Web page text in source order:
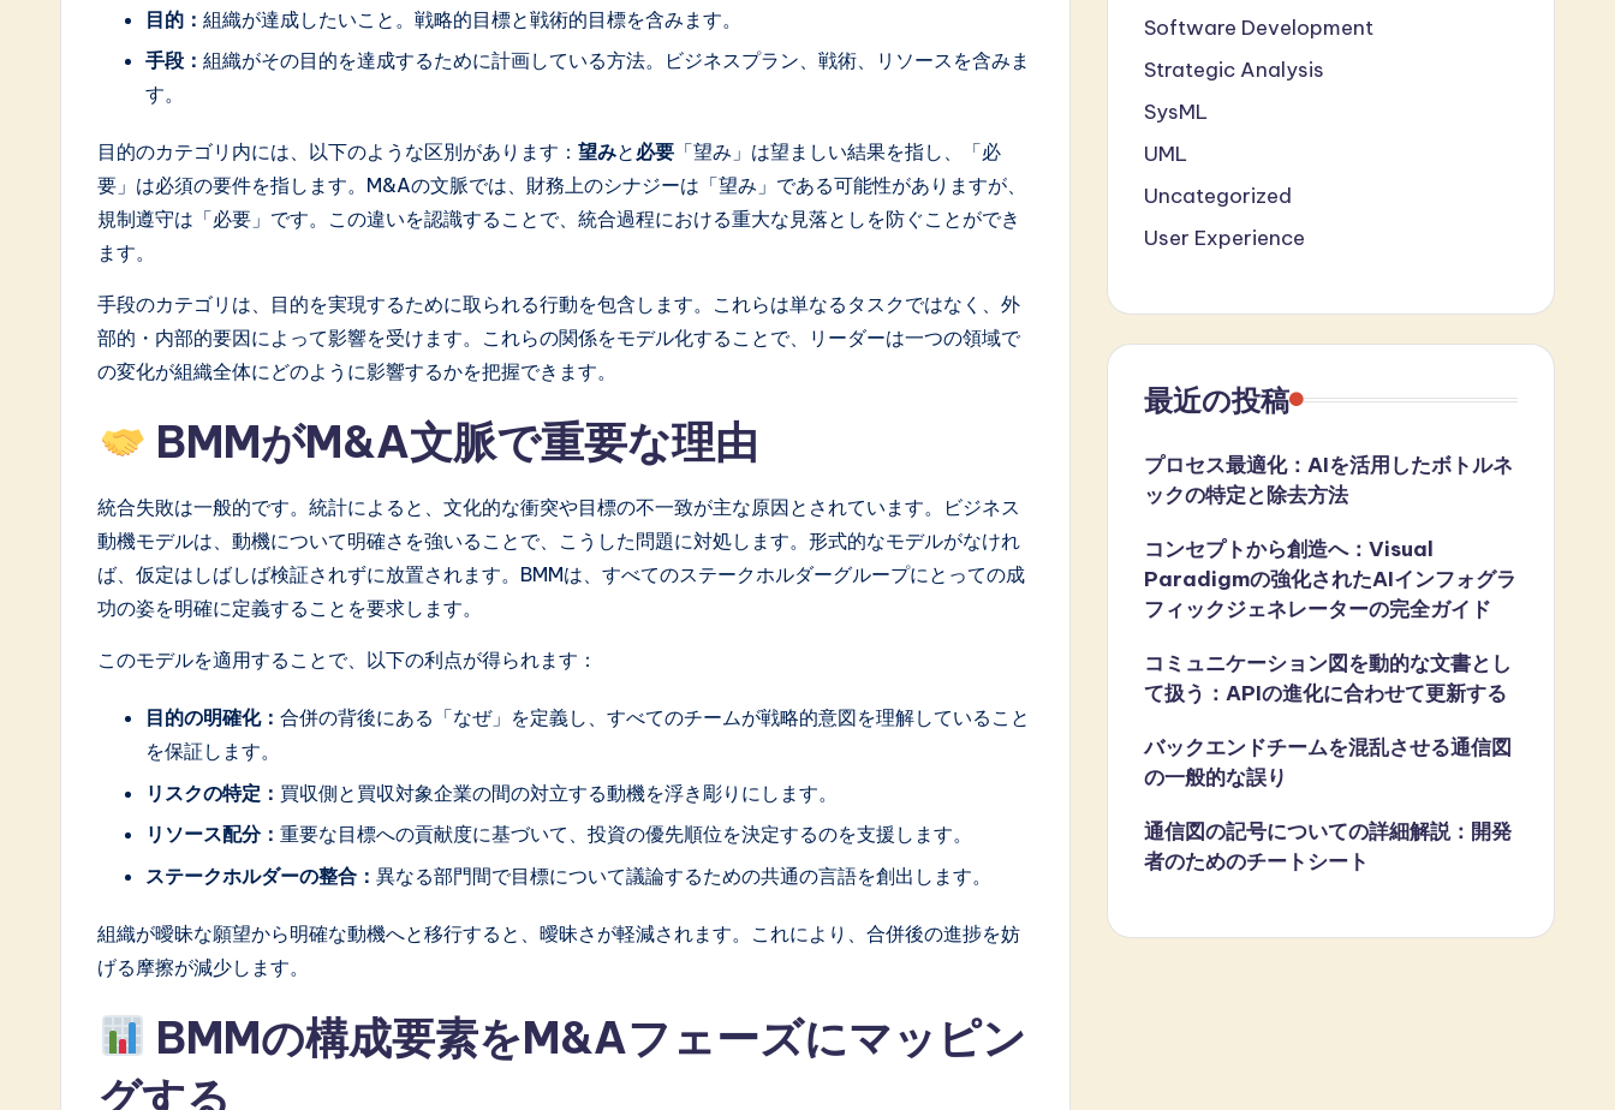
目的： 組織が達成したいこと。戦略的目標と戦術的目標を含みます。
手段： 組織がその目的を達成するために計画している方法。ビジネスプラン、戦術、リソースを含みま
す。
目的のカテゴリ内には、以下のような区別があります： 望みと 必要 「望み」は望ましい結果を指し、「必
要」は必須の要件を指します。M&Aの文脈では、財務上のシナジーは「望み」である可能性がありますが、
規制遵守は「必要」です。この違いを認識することで、統合過程における重大な見落としを防ぐことができ
ます。
手段のカテゴリは、目的を実現するために取られる行動を包含します。これらは単なるタスクではなく、外
部的・内部的要因によって影響を受けます。これらの関係をモデル化することで、リーダーは一つの領域で
の変化が組織全体にどのように影響するかを把握できます。
BMMがM&A文脈で重要な理由
統合失敗は一般的です。統計によると、文化的な衝突や目標の不一致が主な原因とされています。ビジネス
動機モデルは、動機について明確さを強いることで、こうした問題に対処します。形式的なモデルがなけれ
ば、仮定はしばしば検証されずに放置されます。BMMは、すべてのステークホルダーグループにとっての成
功の姿を明確に定義することを要求します。
このモデルを適用することで、以下の利点が得られます：
目的の明確化： 合併の背後にある「なぜ」を定義し、すべてのチームが戦略的意図を理解していること
を保証します。
リスクの特定： 買収側と買収対象企業の間の対立する動機を浮き彫りにします。
リソース配分： 重要な目標への貢献度に基づいて、投資の優先順位を決定するのを支援します。
ステークホルダーの整合： 異なる部門間で目標について議論するための共通の言語を創出します。
組織が曖昧な願望から明確な動機へと移行すると、曖昧さが軽減されます。これにより、合併後の進捗を妨
げる摩擦が減少します。
BMMの構成要素をM&Aフェーズにマッピン
グする
Software Development
Strategic Analysis
SysML
UML
Uncategorized
User Experience
最近の投稿
プロセス最適化：AIを活用したボトルネ
ックの特定と除去方法
コンセプトから創造へ：Visual
Paradigmの強化されたAIインフォグラ
フィックジェネレーターの完全ガイド
コミュニケーション図を動的な文書とし
て扱う：APIの進化に合わせて更新する
バックエンドチームを混乱させる通信図
の一般的な誤り
通信図の記号についての詳細解説：開発
者のためのチートシート